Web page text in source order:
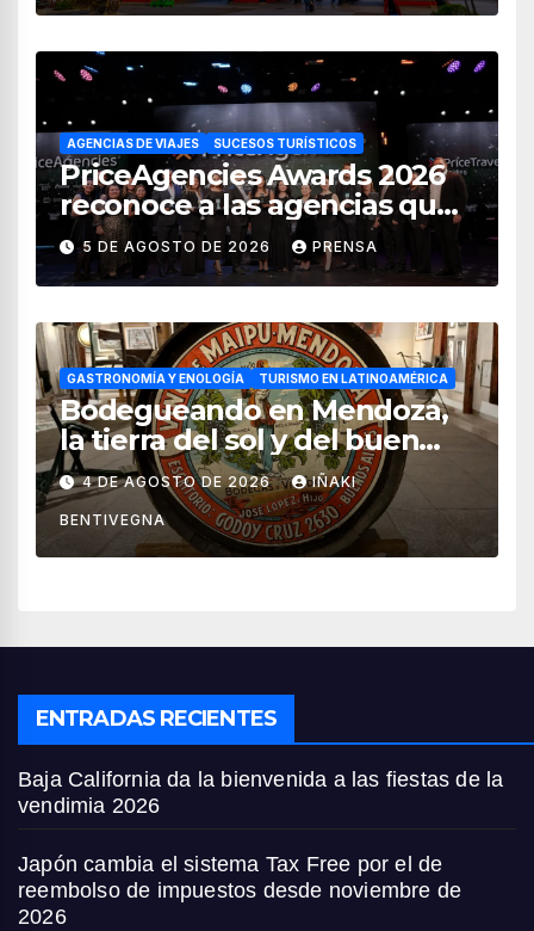
AGENCIAS DE VIAJES SUCESOS TURÍSTICOS
PriceAgencies Awards 2026
reconoce a las agencias que
impulsan el crecimiento del
turismo en México
5 DE AGOSTO DE 2026 PRENSA
GASTRONOMÍA Y ENOLOGÍA TURISMO EN LATINOAMÉRICA
Bodegueando en Mendoza,
la tierra del sol y del buen
vino
4 DE AGOSTO DE 2026 IÑAKI
BENTIVEGNA
ENTRADAS RECIENTES
Baja California da la bienvenida a las fiestas de la
vendimia 2026
Japón cambia el sistema Tax Free por el de
reembolso de impuestos desde noviembre de
2026